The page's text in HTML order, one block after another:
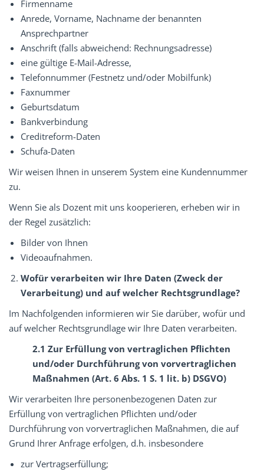
Firmenname
Anrede, Vorname, Nachname der benannten
Ansprechpartner
Anschrift (falls abweichend: Rechnungsadresse)
eine gültige E-Mail-Adresse,
Telefonnummer (Festnetz und/oder Mobilfunk)
Faxnummer
Geburtsdatum
Bankverbindung
Creditreform-Daten
Schufa-Daten
Wir weisen Ihnen in unserem System eine Kundennummer
zu.
Wenn Sie als Dozent mit uns kooperieren, erheben wir in
der Regel zusätzlich:
Bilder von Ihnen
Videoaufnahmen.
Wofür verarbeiten wir Ihre Daten (Zweck der
Verarbeitung) und auf welcher Rechtsgrundlage?
Im Nachfolgenden informieren wir Sie darüber, wofür und
auf welcher Rechtsgrundlage wir Ihre Daten verarbeiten.
2.1 Zur Erfüllung von vertraglichen Pflichten
und/oder Durchführung von vorvertraglichen
Maßnahmen (Art. 6 Abs. 1 S. 1 lit. b) DSGVO)
Wir verarbeiten Ihre personenbezogenen Daten zur
Erfüllung von vertraglichen Pflichten und/oder
Durchführung von vorvertraglichen Maßnahmen, die auf
Grund Ihrer Anfrage erfolgen, d.h. insbesondere
zur Vertragserfüllung;